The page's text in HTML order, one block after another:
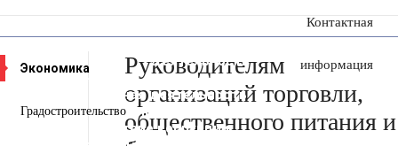
сообщение
Контактная
информация
Пресс-центр
Деятельность
Документы
Инвестиционная деятельность
Общественная приемная
Противодействие коррупции
Экономика
Градостроительство
Руководителям
организаций торговли,
общественного питания и